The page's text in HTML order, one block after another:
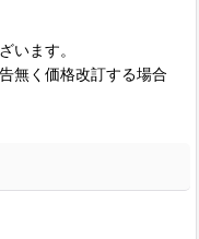
います。
無く価格改訂する場合